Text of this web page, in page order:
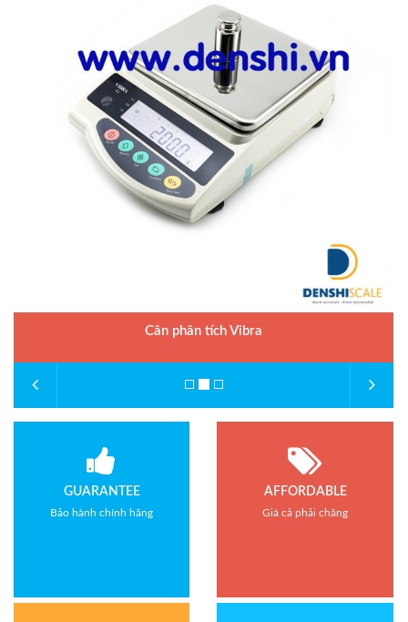
Cân phân tích Vibra
GUARANTEE
Bảo hành chính hãng
AFFORDABLE
Giá cả phải chăng